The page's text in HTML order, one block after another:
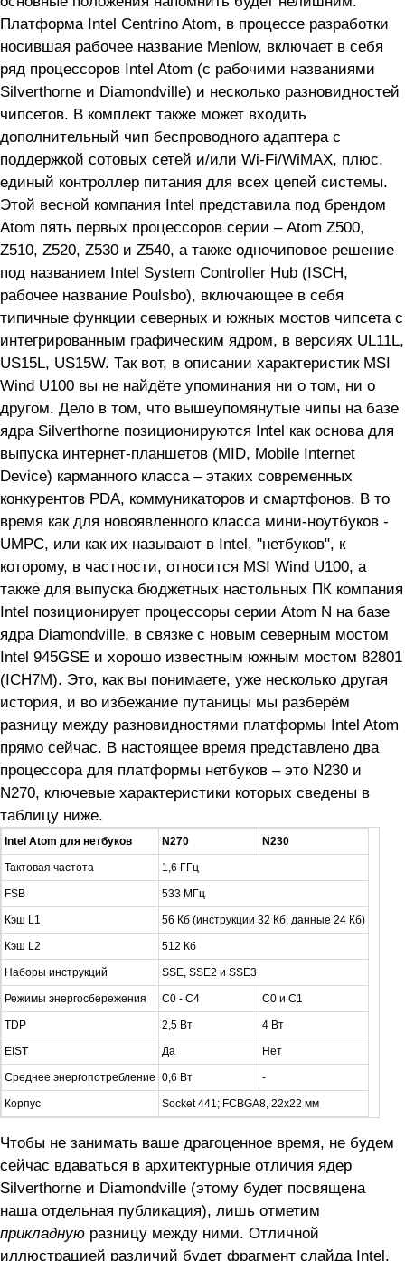
Платформа Intel Centrino Atom, в процессе разработки
носившая рабочее название Menlow, включает в себя
ряд процессоров Intel Atom (с рабочими названиями
Silverthorne и Diamondville) и несколько разновидностей
чипсетов. В комплект также может входить
дополнительный чип беспроводного адаптера с
поддержкой сотовых сетей и/или Wi-Fi/WiMAX, плюс,
единый контроллер питания для всех цепей системы.
Этой весной компания Intel представила под брендом
Atom пять первых процессоров серии – Atom Z500,
Z510, Z520, Z530 и Z540, а также одночиповое решение
под названием Intel System Controller Hub (ISCH,
рабочее название Poulsbo), включающее в себя
типичные функции северных и южных мостов чипсета с
интегрированным графическим ядром, в версиях UL11L,
US15L, US15W. Так вот, в описании характеристик MSI
Wind U100 вы не найдёте упоминания ни о том, ни о
другом. Дело в том, что вышеупомянутые чипы на базе
ядра Silverthorne позиционируются Intel как основа для
выпуска интернет-планшетов (MID, Mobile Internet
Device) карманного класса – этаких современных
конкурентов PDA, коммуникаторов и смартфонов. В то
время как для новоявленного класса мини-ноутбуков -
UMPC, или как их называют в Intel, "нетбуков", к
которому, в частности, относится MSI Wind U100, а
также для выпуска бюджетных настольных ПК компания
Intel позиционирует процессоры серии Atom N на базе
ядра Diamondville, в связке с новым северным мостом
Intel 945GSE и хорошо известным южным мостом 82801
(ICH7M). Это, как вы понимаете, уже несколько другая
история, и во избежание путаницы мы разберём
разницу между разновидностями платформы Intel Atom
прямо сейчас. В настоящее время представлено два
процессора для платформы нетбуков – это N230 и
N270, ключевые характеристики которых сведены в
таблицу ниже.
Intel Atom для нетбуков N270 N230
Тактовая частота 1,6 ГГц
FSB 533 МГц
Кэш L1 56 Кб (инструкции 32 Кб, данные 24 Кб)
Кэш L2 512 Кб
Наборы инструкций SSE, SSE2 и SSE3
Режимы энергосбережения C0 - C4 C0 и C1
TDP 2,5 Вт 4 Вт
EIST Да Нет
Среднее энергопотребление 0,6 Вт -
Корпус Socket 441; FCBGA8, 22x22 мм
Чтобы не занимать ваше драгоценное время, не будем
сейчас вдаваться в архитектурные отличия ядер
Silverthorne и Diamondville (этому будет посвящена
наша отдельная публикация), лишь отметим
прикладную разницу между ними. Отличной
иллюстрацией различий будет фрагмент слайда Intel,